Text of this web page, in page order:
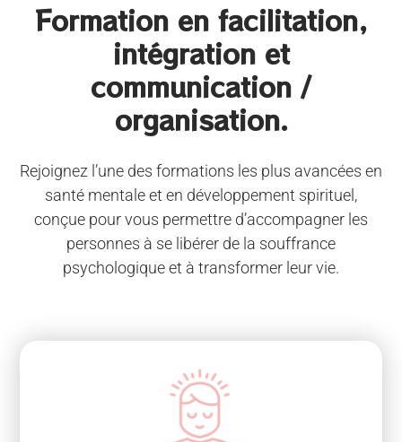
Formation en facilitation,
intégration et
communication /
organisation.
Rejoignez l’une des formations les plus avancées en
santé mentale et en développement spirituel,
conçue pour vous permettre d’accompagner les
personnes à se libérer de la souffrance
psychologique et à transformer leur vie.